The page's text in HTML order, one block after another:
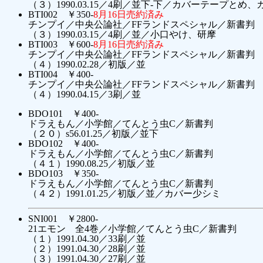
（３）1990.03.15／4刷／並下-下／カバーテープとめ、
BTI002 ￥350-8月16日売約済み
チンプイ／中央公論社／FFランドスペシャル／新書判
（３）1990.03.15／4刷／並／小口やけ、研摩
BTI003 ￥600-8月16日売約済み
チンプイ／中央公論社／FFランドスペシャル／新書判
（４）1990.02.28／初版／並
BTI004 ￥400-
チンプイ／中央公論社／FFランドスペシャル／新書判
（４）1990.04.15／3刷／並
BDO101 ￥400-
ドラえもん／小学館／てんとう虫C／新書判
（２０）s56.01.25／初版／並下
BDO102 ￥400-
ドラえもん／小学館／てんとう虫C／新書判
（４１）1990.08.25／初版／並
BDO103 ￥350-
ドラえもん／小学館／てんとう虫C／新書判
（４２）1991.01.25／初版／並／カバー少シミ
SNI001 ￥2800-
21エモン 全4巻／小学館／てんとう虫C／新書判
（１）1991.04.30／33刷／並
（２）1991.04.30／28刷／並
（３）1991.04.30／27刷／並